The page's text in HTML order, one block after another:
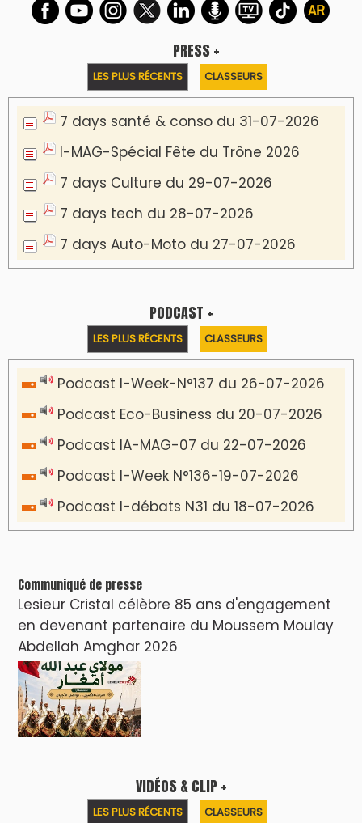
PRESS +
LES PLUS RÉCENTS CLASSEURS
7 days santé & conso du 31-07-2026
I-MAG-Spécial Fête du Trône 2026
7 days Culture du 29-07-2026
7 days tech du 28-07-2026
7 days Auto-Moto du 27-07-2026
PODCAST +
LES PLUS RÉCENTS CLASSEURS
Podcast I-Week-N°137 du 26-07-2026
Podcast Eco-Business du 20-07-2026
Podcast IA-MAG-07 du 22-07-2026
Podcast I-Week N°136-19-07-2026
Podcast I-débats N31 du 18-07-2026
Communiqué de presse
Lesieur Cristal célèbre 85 ans d'engagement
en devenant partenaire du Moussem Moulay
Abdellah Amghar 2026
VIDÉOS & CLIP +
LES PLUS RÉCENTS CLASSEURS